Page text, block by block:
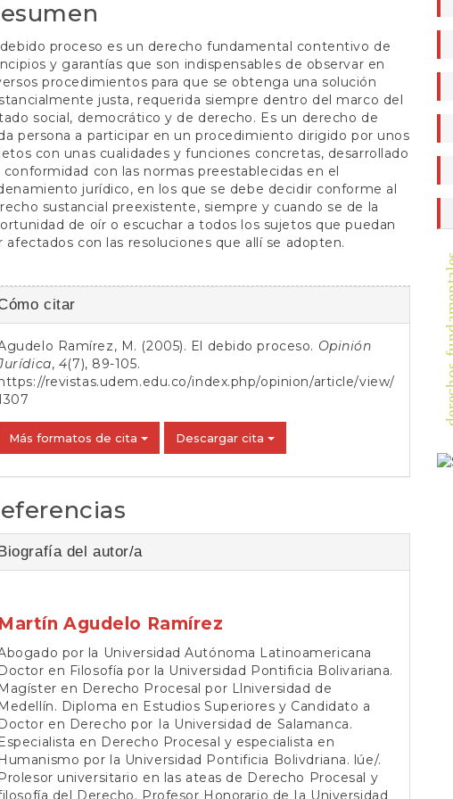
proceso es un derecho fundamental contentivo de
y garantías que son indispensables de observar en
procedimientos para que se obtenga una solución
justa, requerida siempre dentro del marco del
social, democrático y de derecho. Es un derecho de
persona a participar en un procedimiento dirigido por unos
con unas cualidades y funciones concretas, desarrollado
conformidad con las normas preestablecidas en el
jurídico, en los que se debe decidir conforme al
sustancial preexistente, siempre y cuando se de la
de oír o escuchar a todos los sujetos que puedan
afectados con las resoluciones que allí se adopten.
citar
Ramírez, M. (2005). El debido proceso. Opinión
, 4(7), 89-105.
revistas.udem.edu.co/index.php/opinion/article/view/
Más formatos de cita Descargar cita
del autor/a
Martín Agudelo Ramírez
por la Universidad Autónoma Latinoamericana
Doctor en Filosofía por la Universidad Pontificia Bolivariana.
Magíster en Derecho Procesal por Llniversidad de
Medellín. Diploma en Estudios Superiores y Candidato a
Doctor en Derecho por Ia Universidad de Salamanca.
Especialista en Derecho Procesal y especialista en
Humanismo por la Universidad Pontificia Bolivdriana. lúe/.
Prolesor universitario en las ateas de Derecho Procesal y
del Derecho. Profesor Honorario de Ia Universidad